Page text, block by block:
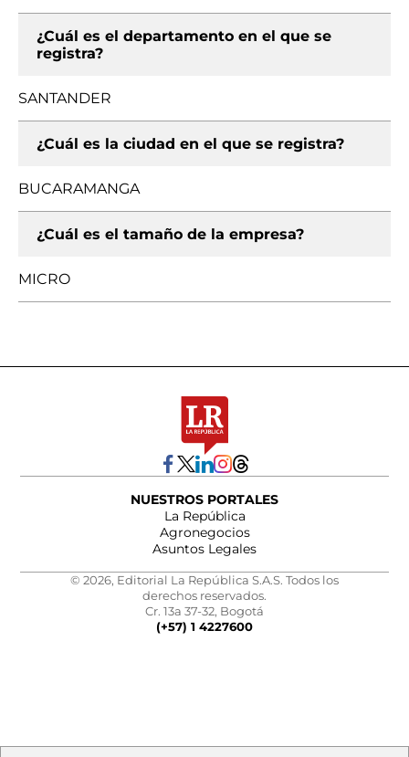
¿Cuál es el departamento en el que se
registra?
SANTANDER
¿Cuál es la ciudad en el que se registra?
BUCARAMANGA
¿Cuál es el tamaño de la empresa?
MICRO
NUESTROS PORTALES
La República
Agronegocios
Asuntos Legales
© 2026, Editorial La República S.A.S. Todos los
derechos reservados.
Cr. 13a 37-32, Bogotá
(+57) 1 4227600